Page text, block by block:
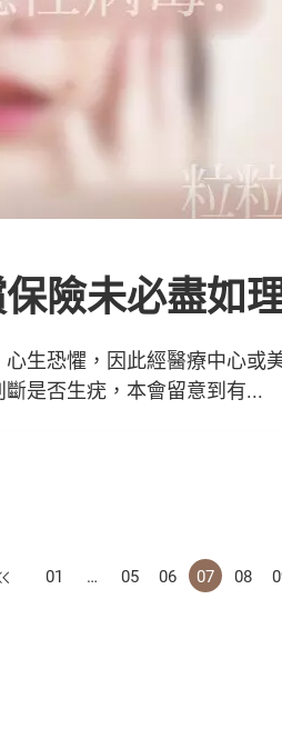
險未必盡如
生恐懼，因此經醫療中心或
是否生疣，本會留意到有...
上一頁
01 … 05 06 07 08